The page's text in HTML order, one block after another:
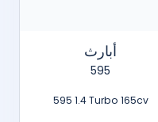
أبارث
595
595 1.4 Turbo 165cv